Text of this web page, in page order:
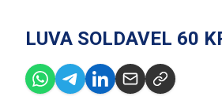
LUVA SOLDAVEL 60